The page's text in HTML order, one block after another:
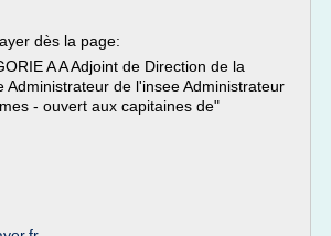
dès la page:
A A Adjoint de Direction de la
Administrateur de l'insee Administrateur
- ouvert aux capitaines de"